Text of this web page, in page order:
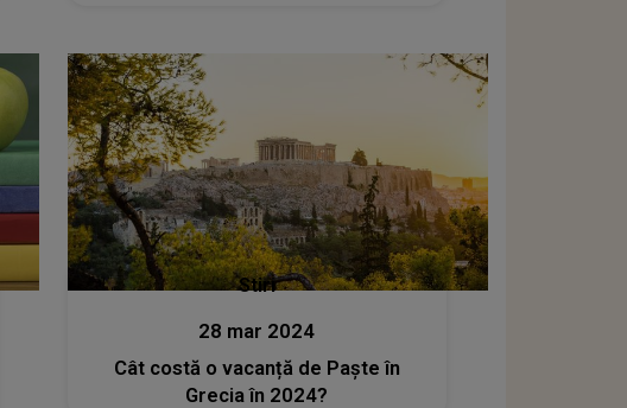
Stiri
28 mar 2024
Cât costă o vacanță de Paște în
Grecia în 2024?